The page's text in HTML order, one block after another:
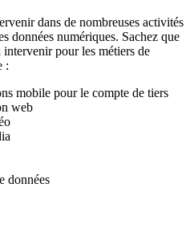
dans de nombreuses activités
données numériques. Sachez que
intervenir pour les métiers de
:
mobile pour le compte de tiers
web
données